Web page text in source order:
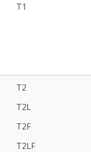
T1
T2
T2L
T2F
T2LF